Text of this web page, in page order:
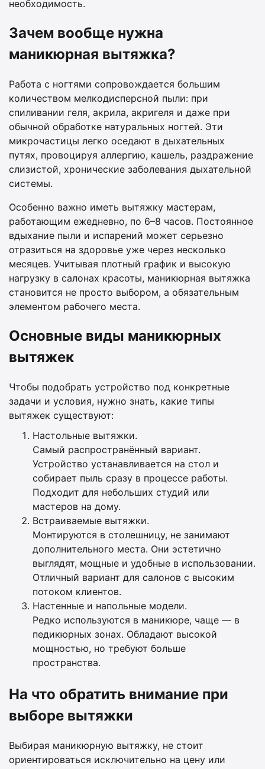
необходимость.
Зачем вообще нужна
маникюрная вытяжка?
Работа с ногтями сопровождается большим
количеством мелкодисперсной пыли: при
спиливании геля, акрила, акригеля и даже при
обычной обработке натуральных ногтей. Эти
микрочастицы легко оседают в дыхательных
путях, провоцируя аллергию, кашель, раздражение
слизистой, хронические заболевания дыхательной
системы.
Особенно важно иметь вытяжку мастерам,
работающим ежедневно, по 6–8 часов. Постоянное
вдыхание пыли и испарений может серьезно
отразиться на здоровье уже через несколько
месяцев. Учитывая плотный график и высокую
нагрузку в салонах красоты, маникюрная вытяжка
становится не просто выбором, а обязательным
элементом рабочего места.
Основные виды маникюрных
вытяжек
Чтобы подобрать устройство под конкретные
задачи и условия, нужно знать, какие типы
вытяжек существуют:
Настольные вытяжки.
Самый распространённый вариант.
Устройство устанавливается на стол и
собирает пыль сразу в процессе работы.
Подходит для небольших студий или
мастеров на дому.
Встраиваемые вытяжки.
Монтируются в столешницу, не занимают
дополнительного места. Они эстетично
выглядят, мощные и удобные в использовании.
Отличный вариант для салонов с высоким
потоком клиентов.
Настенные и напольные модели.
Редко используются в маникюре, чаще — в
педикюрных зонах. Обладают высокой
мощностью, но требуют больше
пространства.
На что обратить внимание при
выборе вытяжки
Выбирая маникюрную вытяжку, не стоит
ориентироваться исключительно на цену или